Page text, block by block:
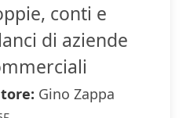
conti e
di aziende
Gino Zappa